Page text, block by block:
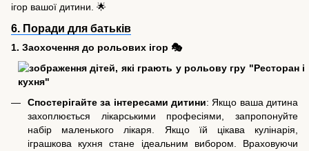
ігор вашої дитини. 🌟
6. Поради для батьків
1. Заохочення до рольових ігор 🎭
Спостерігайте за інтересами дитини: Якщо ваша дитина
захоплюється лікарськими професіями, запропонуйте
набір маленького лікаря. Якщо їй цікава кулінарія,
іграшкова кухня стане ідеальним вибором. Враховуючи